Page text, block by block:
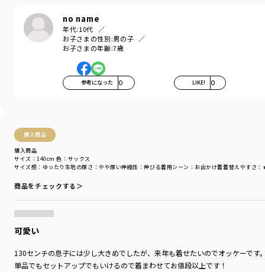
no name
年代:10代
お子さまの性別:男の子
お子さまの年齢:7歳
参考になった 0 LIKE! 0
購入商品
購入商品
サイズ感 ：ゆったり 生地の厚さ ：やや厚い伸縮性 ：伸びる着用シーン ：お出かけ着着替えやすさ
サイズ：140cm 色：サックス
商品をチェックする＞
可愛い
130センチの息子には少し大きめでしたが、来年も着せたいのでオッケーです
単品でもセットアップでもいけるので着まわせてお値段以上です！
伸縮性：あり
透け感：メッシュ素材のため、ややあり
着用イメージ/カラー：サックス
モデル：身長115.2cm 体重17kg
サイズ：サイズ120
カラー
性別タイプ
対象イベント
／ ファイナルセール
商品番号
／11-6248-459